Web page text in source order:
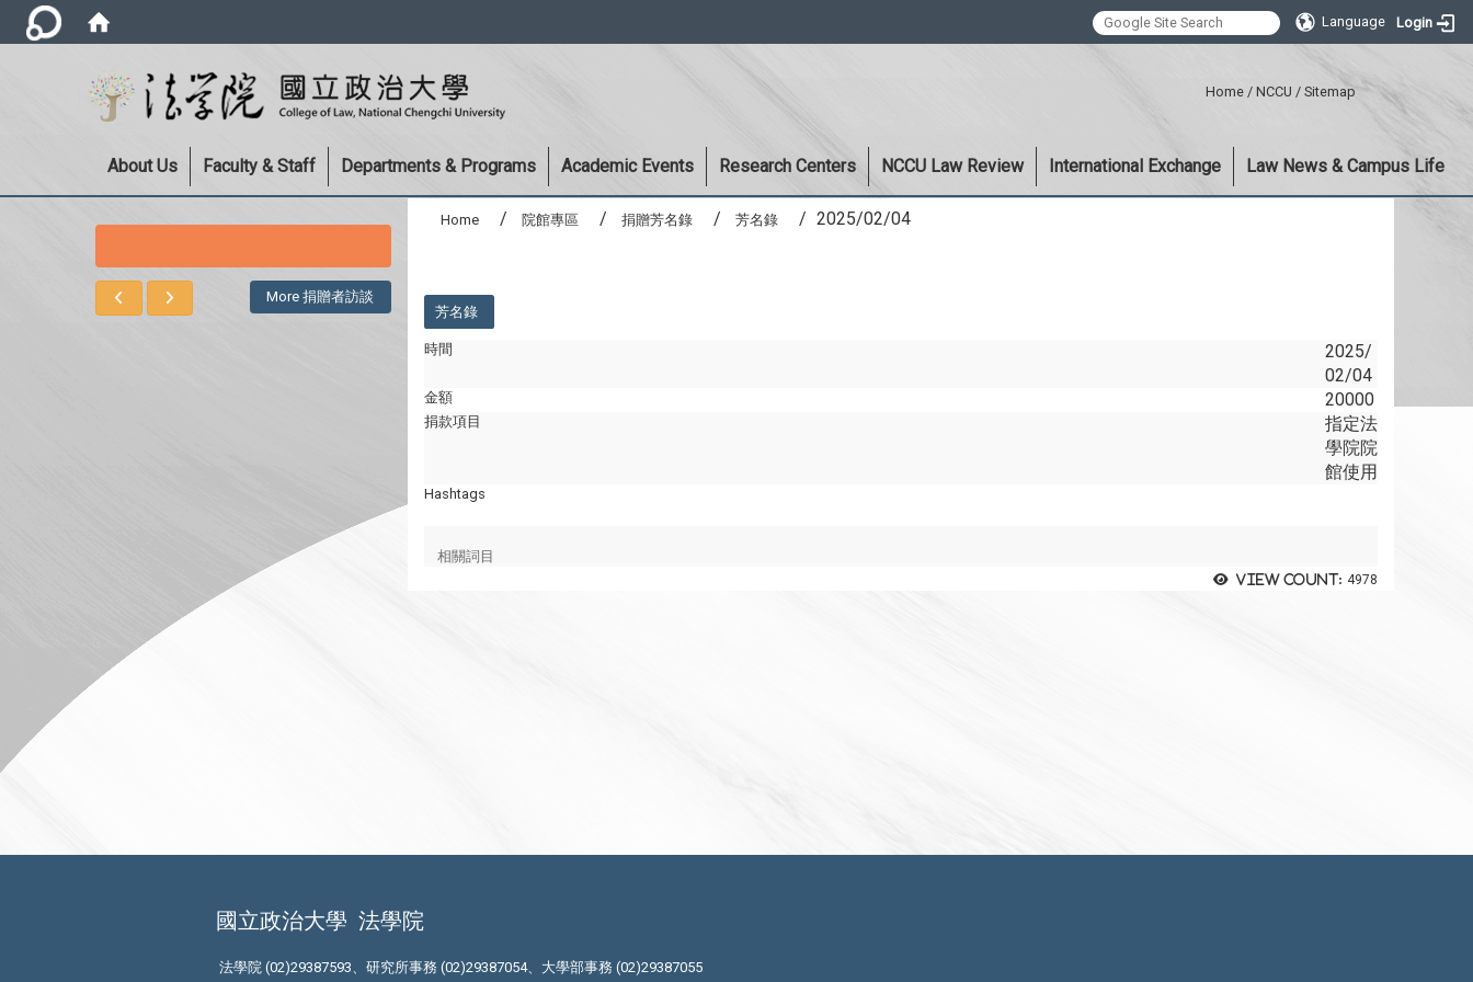
Language Login
Home / NCCU / Sitemap
About Us Faculty & Staff Departments & Programs Academic Events Research Centers NCCU Law Review International Exchange Law News & Campus Life
More 捐贈者訪談
Home 院館專區 捐贈芳名錄 芳名錄 2025/02/04
芳名錄
時間
2025/
02/04
金額 20000
捐款項目
指定法
學院院
館使用
Hashtags
相關詞目
View count: 4978
國立政治大學 法學院
法學院 (02)29387593、研究所事務 (02)29387054、大學部事務 (02)29387055